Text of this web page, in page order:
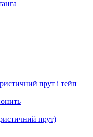
прут і тейп
прут)